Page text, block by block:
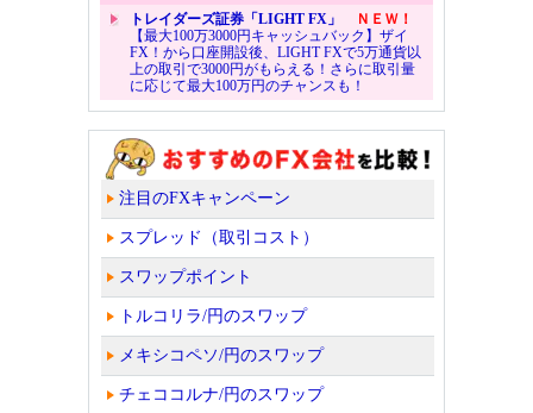
トレイダーズ証券「LIGHT FX」
ＮＥＷ！
【最大100万3000円キャッシュバック】ザイ
FX！から口座開設後、LIGHT FXで5万通貨以
上の取引で3000円がもらえる！さらに取引量
に応じて最大100万円のチャンスも！
注目のFXキャンペーン
スプレッド（取引コスト）
スワップポイント
トルコリラ/円のスワップ
メキシコペソ/円のスワップ
チェココルナ/円のスワップ